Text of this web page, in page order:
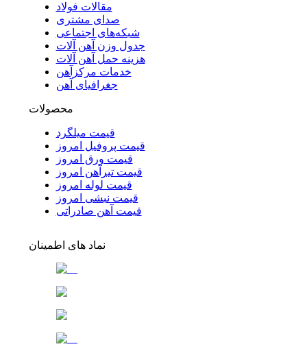
مقالات فولاد
صدای مشتری
شبکه‌های اجتماعی
جدول وزن آهن آلات
هزینه حمل آهن آلات
خدمات مرکزآهن
جغرافیای آهن
محصولات
قیمت میلگرد
قیمت پروفیل امروز
قیمت ورق امروز
قیمت تیرآهن امروز
قیمت لوله امروز
قیمت نبشی امروز
قیمت آهن صادراتی
نماد های اطمینان